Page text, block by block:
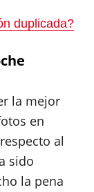
duplicada?
la mejor
en
al
sido
la pena